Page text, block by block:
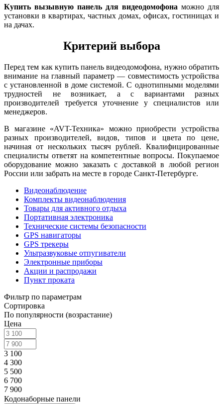
Купить вызывную панель для видеодомофона можно для
установки в квартирах, частных домах, офисах, гостиницах и
на дачах.
Критерий выбора
Перед тем как купить панель видеодомофона, нужно обратить
внимание на главный параметр — совместимость устройства
с установленной в доме системой. С однотипными моделями
трудностей не возникает, а с вариантами разных
производителей требуется уточнение у специалистов или
менеджеров.
В магазине «AVT-Техника» можно приобрести устройства
разных производителей, видов, типов и цвета по цене,
начиная от нескольких тысяч рублей. Квалифицированные
специалисты ответят на компетентные вопросы. Покупаемое
оборудование можно заказать с доставкой в любой регион
России или забрать на месте в городе Санкт-Петербурге.
Видеонаблюдение
Комплекты видеонаблюдения
Товары для активного отдыха
Портативная электроника
Технические системы безопасности
GPS навигаторы
GPS трекеры
Ультразвуковые отпугиватели
Электронные приборы
Акции и распродажи
Пункт проката
Фильтр по параметрам
Сортировка
По популярности (возрастание)
Цена
3 100
4 300
5 500
6 700
7 900
Кодонаборные панели